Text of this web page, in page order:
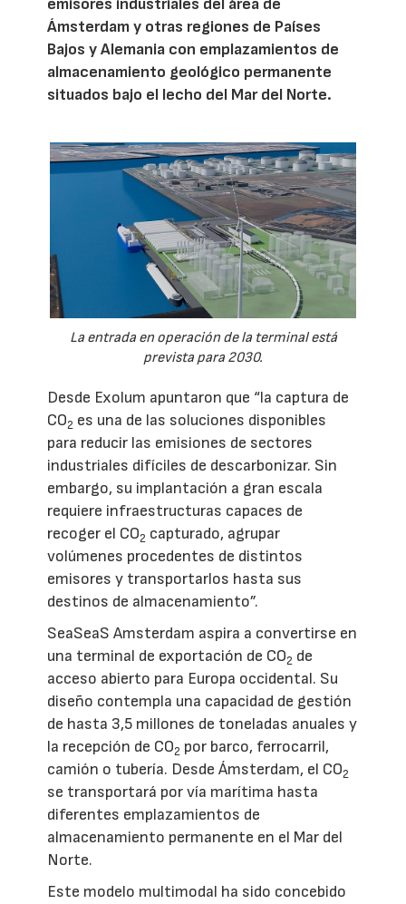
emisores industriales del área de
Ámsterdam y otras regiones de Países
Bajos y Alemania con emplazamientos de
almacenamiento geológico permanente
situados bajo el lecho del Mar del Norte.
La entrada en operación de la terminal está
prevista para 2030.
Desde Exolum apuntaron que “la captura de
CO2 es una de las soluciones disponibles
para reducir las emisiones de sectores
industriales difíciles de descarbonizar. Sin
embargo, su implantación a gran escala
requiere infraestructuras capaces de
recoger el CO2 capturado, agrupar
volúmenes procedentes de distintos
emisores y transportarlos hasta sus
destinos de almacenamiento”.
SeaSeaS Amsterdam aspira a convertirse en
una terminal de exportación de CO2 de
acceso abierto para Europa occidental. Su
diseño contempla una capacidad de gestión
de hasta 3,5 millones de toneladas anuales y
la recepción de CO2 por barco, ferrocarril,
camión o tubería. Desde Ámsterdam, el CO2
se transportará por vía marítima hasta
diferentes emplazamientos de
almacenamiento permanente en el Mar del
Norte.
Este modelo multimodal ha sido concebido